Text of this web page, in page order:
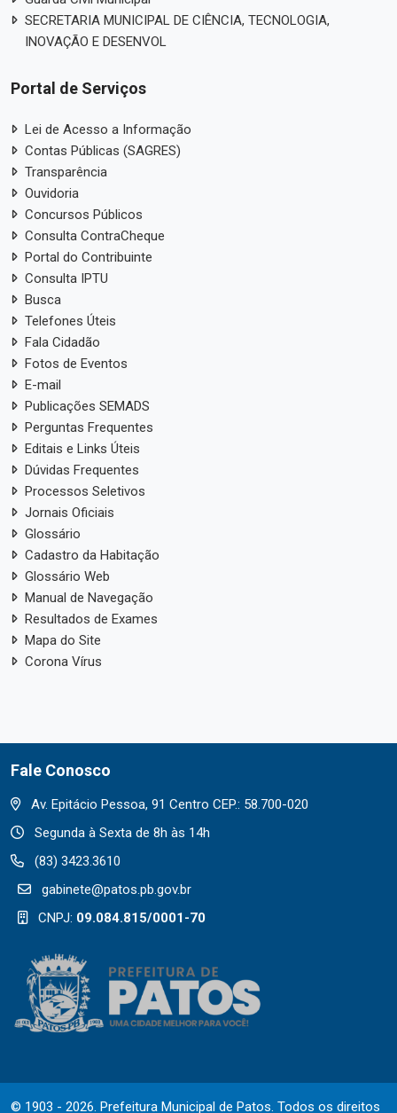
SECRETARIA MUNICIPAL DE CIÊNCIA, TECNOLOGIA,
INOVAÇÃO E DESENVOL
Portal de Serviços
Lei de Acesso a Informação
Contas Públicas (SAGRES)
Transparência
Ouvidoria
Concursos Públicos
Consulta ContraCheque
Portal do Contribuinte
Consulta IPTU
Busca
Telefones Úteis
Fala Cidadão
Fotos de Eventos
E-mail
Publicações SEMADS
Perguntas Frequentes
Editais e Links Úteis
Dúvidas Frequentes
Processos Seletivos
Jornais Oficiais
Glossário
Cadastro da Habitação
Glossário Web
Manual de Navegação
Resultados de Exames
Mapa do Site
Corona Vírus
Fale Conosco
Av. Epitácio Pessoa, 91 Centro CEP.: 58.700-020
Segunda à Sexta de 8h às 14h
(83) 3423.3610
gabinete@patos.pb.gov.br
CNPJ: 09.084.815/0001-70
© 1903 - 2026. Prefeitura Municipal de Patos. Todos os direitos